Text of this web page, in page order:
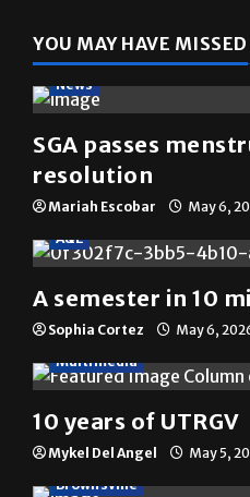
YOU MAY HAVE MISSED
News
SGA passes
resolution
Mariah Escobar
May 6,
A&E
A semester in 10
Sophia Cortez
May 6,
Multimedia
10 years of UTRGV
Mykel Del Angel
May 5,
Brownsville